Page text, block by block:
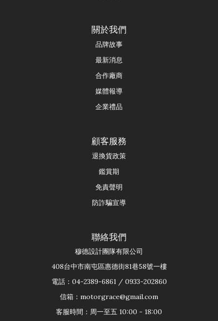
關於我們
品牌故事
最新消息
合作廠商
媒體報導
企業禮品
顧客服務
退換貨政策
鑑賞期
免責聲明
防詐騙宣導
聯絡我們
穆德設計團隊有限公司
408台中市南屯區惠德街81巷58號一樓
電話：04-2389-6861 / 0933-202860
信箱：motorgrace@gmail.com
客服時間：周一至五 10:00 - 18:00